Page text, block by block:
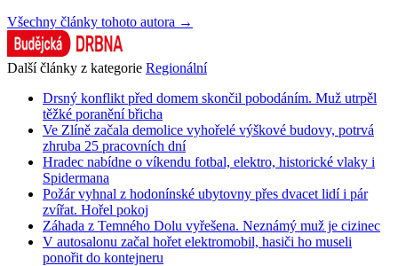
Všechny články tohoto autora →
Další články z kategorie Regionální
Drsný konflikt před domem skončil pobodáním. Muž utrpěl
těžké poranění břicha
Ve Zlíně začala demolice vyhořelé výškové budovy, potrvá
zhruba 25 pracovních dní
Hradec nabídne o víkendu fotbal, elektro, historické vlaky i
Spidermana
Požár vyhnal z hodonínské ubytovny přes dvacet lidí i pár
zvířat. Hořel pokoj
Záhada z Temného Dolu vyřešena. Neznámý muž je cizinec
V autosalonu začal hořet elektromobil, hasiči ho museli
ponořit do kontejneru